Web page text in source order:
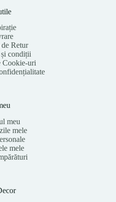
Retur
condiții
Cookie-uri
meu
mele
mele